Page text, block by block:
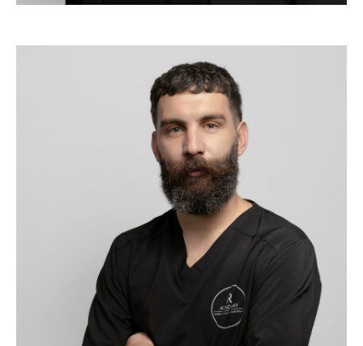
NATALIA SÁNCHEZ
Marketing manager & Trainer